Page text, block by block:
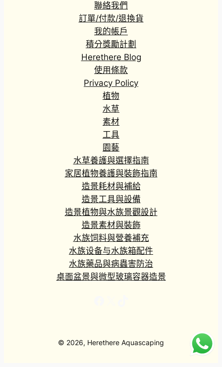
聯絡我們
訂單/付款/退換貨
我的帳戶
積分獎勵計劃
Herethere Blog
使用條款
Privacy Policy
植物
水草
素材
工具
園藝
水草養護與選擇指南
家居植物養護與裝飾指南
造景耗材與補給
造景工具與設備
造景植物與水族景觀設計
造景素材與裝飾
水族饲料與營養補充
水族设备与水族箱配件
水族藥品與病蟲害防治
桌面盆景與微型玻璃容器造景
© 2026, Herethere Aquascaping